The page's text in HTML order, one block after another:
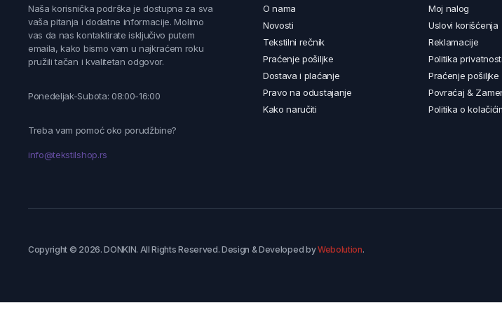
Naša korisnička podrška je dostupna za sva
vaša pitanja i dodatne informacije. Molimo
vas da nas kontaktirate isključivo putem
emaila, kako bismo vam u najkraćem roku
pružili tačan i kvalitetan odgovor.
Ponedeljak-Subota: 08:00-16:00
Treba vam pomoć oko porudžbine?
info@tekstilshop.rs
O nama
Novosti
Tekstilni rečnik
Praćenje pošiljke
Dostava i plaćanje
Pravo na odustajanje
Kako naručiti
Moj nalog
Uslovi korišćenja
Reklamacije
Politika privatnosti
Praćenje pošiljke
Povraćaj &
Politika o
Copyright © 2026. DONKIN. All Rights Reserved. Design & Developed byWebolution.